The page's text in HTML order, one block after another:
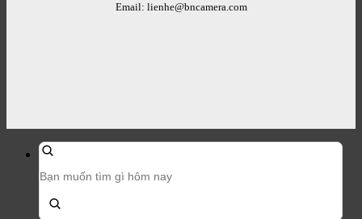
Email: lienhe@bncamera.com
kiếm
sản
phẩm: